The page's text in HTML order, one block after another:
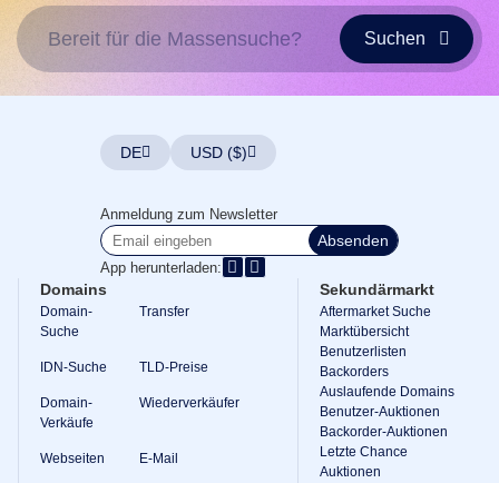
Bereit für die Massensuche? Suchen
DE USD ($)
Anmeldung zum Newsletter
Absenden
App herunterladen:
Domains
Domain-
Suche
Transfer
IDN-Suche TLD-Preise
Domain-
Verkäufe
Wiederverkäufer
Webseiten E-Mail
Sekundärmarkt
Aftermarket Suche
Marktübersicht
Benutzerlisten
Backorders
Auslaufende Domains
Benutzer-Auktionen
Backorder-Auktionen
Letzte Chance
Auktionen